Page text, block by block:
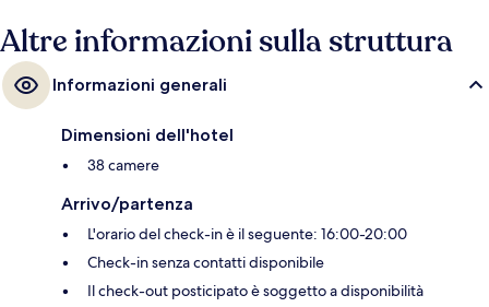
Altre informazioni sulla struttura
Informazioni generali
Dimensioni dell'hotel
38 camere
Arrivo/partenza
L'orario del check-in è il seguente: 16:00-20:00
Check-in senza contatti disponibile
Il check-out posticipato è soggetto a disponibilità